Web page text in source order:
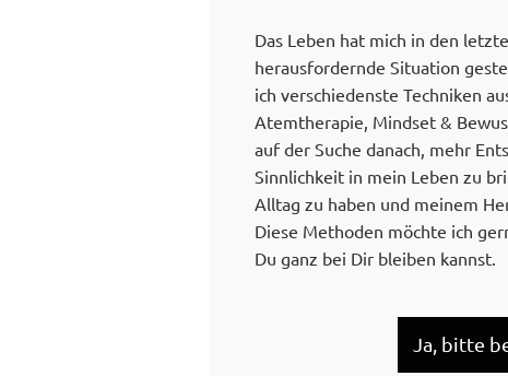
Das Leben hat mich in den
herausfordernde Situation
ich verschiedenste Techniken
Atemtherapie, Mindset &
auf der Suche danach, mehr
Sinnlichkeit in mein Leben zu
Alltag zu haben und meinem
Diese Methoden möchte ich
Du ganz bei Dir bleiben kannst.
Ja, bitte